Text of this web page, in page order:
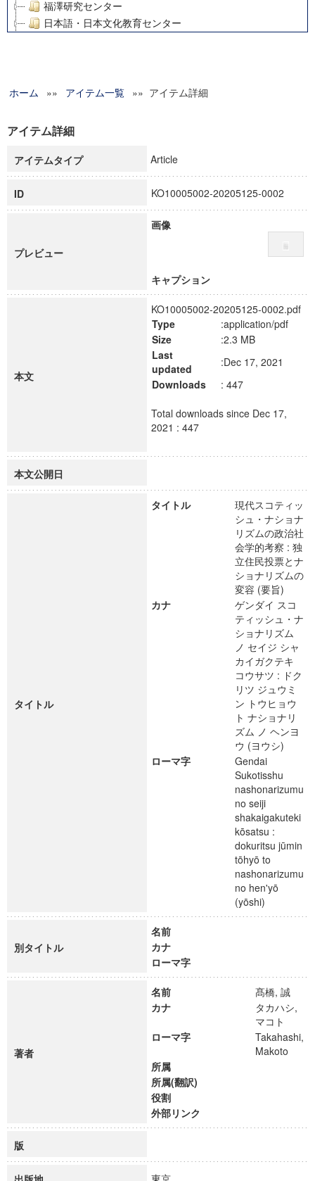
福澤研究センター
日本語・日本文化教育センター
グローバルリサーチインスティテュート
科学研究費補助金研究成果報告書
慶應義塾大学グローバルCOEプログラム市民社会ガバナンス
慶應義塾大学グローバルCOEプログラム論理と感性の先端的
博士課程教育リーディングプログラム「超成熟社会発展のサ
学術雑誌掲載論文等(8)
ホーム »» アイテム一覧 »» アイテム詳細
アイテム詳細
アイテムタイプ Article
ID KO10005002-20205125-0002
プレビュー
画像
キャプション
本文
KO10005002-20205125-0002.pdf
Type
:application/pdf
Size
:2.3 MB
Last
updated
:Dec 17, 2021
Downloads
: 447
Total downloads since Dec 17,
2021 : 447
本文公開日
タイトル
タイトル
現代スコティッ
シュ・ナショナ
リズムの政治社
会学的考察 : 独
立住民投票とナ
ショナリズムの
変容 (要旨)
カナ
ゲンダイ スコ
ティッシュ・ナ
ショナリズム
ノ セイジ シャ
カイガクテキ
コウサツ : ドク
リツ ジュウミ
ン トウヒョウ
ト ナショナリ
ズム ノ ヘンヨ
ウ (ヨウシ)
ローマ字
Gendai
Sukotisshu
nashonarizumu
no seiji
shakaigakuteki
kōsatsu :
dokuritsu jūmin
tōhyō to
nashonarizumu
no hen'yō
(yōshi)
別タイトル
名前
カナ
ローマ字
著者
名前
髙橋, 誠
カナ
タカハシ,
マコト
ローマ字
Takahashi,
Makoto
所属
所属(翻訳)
役割
外部リンク
版
東京